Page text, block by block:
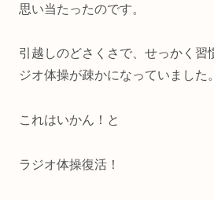
思い当たったのです。
引越しのどさくさで、せっかく習
ジオ体操が疎かになっていました。
これはいかん！と
ラジオ体操復活！